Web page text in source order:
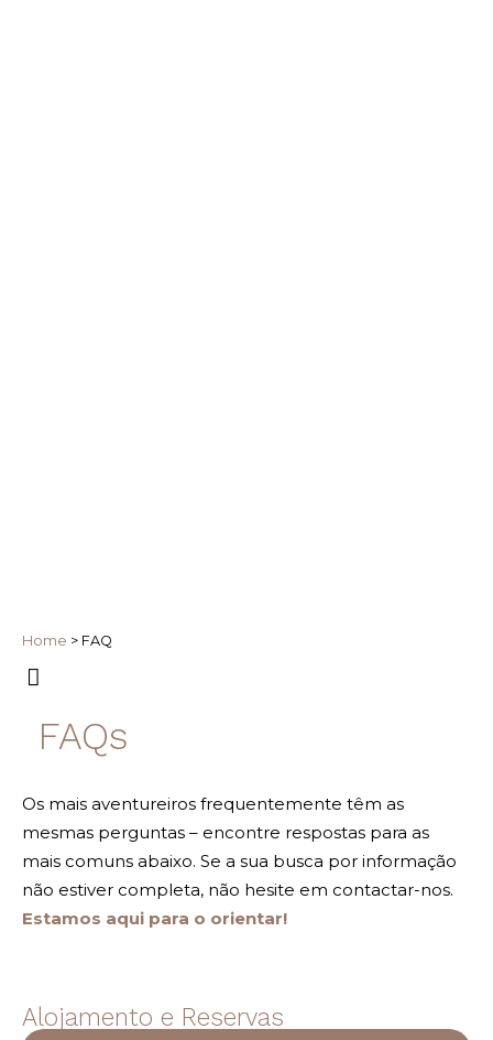
Home > FAQ
FAQs
Os mais aventureiros frequentemente têm as
mesmas perguntas – encontre respostas para as
mais comuns abaixo. Se a sua busca por informação
não estiver completa, não hesite em contactar-nos.
Estamos aqui para o orientar!
Alojamento e Reservas